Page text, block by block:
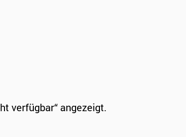
verfügbar“ angezeigt.